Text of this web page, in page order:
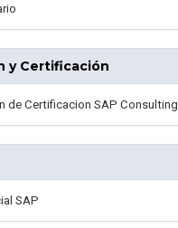
y Certificación
de Certificacion SAP Consulting
SAP